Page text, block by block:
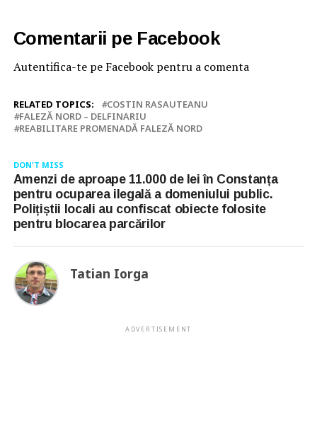
Comentarii pe Facebook
Autentifica-te pe Facebook pentru a comenta
RELATED TOPICS:
COSTIN RASAUTEANU
FALEZĂ NORD – DELFINARIU
REABILITARE PROMENADĂ FALEZĂ NORD
DON'T MISS
Amenzi de aproape 11.000 de lei în Constanța
pentru ocuparea ilegală a domeniului public.
Polițiștii locali au confiscat obiecte folosite
pentru blocarea parcărilor
Tatian Iorga
ADVERTISEMENT